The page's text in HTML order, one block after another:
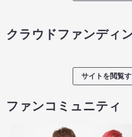
クラウドファンディ
サイトを閲覧
ファンコミュニティ